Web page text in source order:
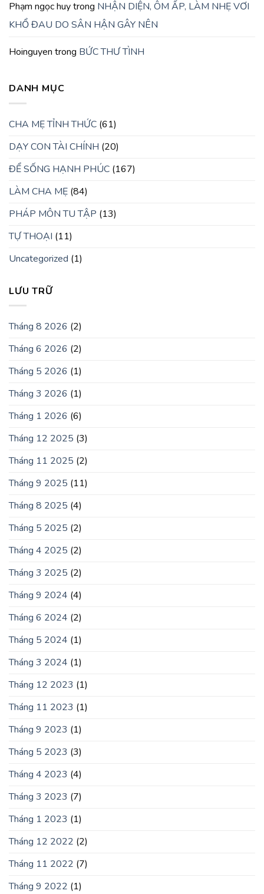
Phạm ngọc huytrong NHẬN DIỆN, ÔM ẤP, LÀM NHẸ VƠI
KHỔ ĐAU DO SÂN HẬN GÂY NÊN
Hoinguyen trong BỨC THƯ TÌNH
DANH MỤC
CHA MẸ TỈNH THỨC (61)
DẠY CON TÀI CHÍNH (20)
ĐỂ SỐNG HẠNH PHÚC (167)
LÀM CHA MẸ (84)
PHÁP MÔN TU TẬP (13)
TỰ THOẠI (11)
Uncategorized (1)
LƯU TRỮ
Tháng 8 2026 (2)
Tháng 6 2026 (2)
Tháng 5 2026 (1)
Tháng 3 2026 (1)
Tháng 1 2026 (6)
Tháng 12 2025 (3)
Tháng 11 2025 (2)
Tháng 9 2025 (11)
Tháng 8 2025 (4)
Tháng 5 2025 (2)
Tháng 4 2025 (2)
Tháng 3 2025 (2)
Tháng 9 2024 (4)
Tháng 6 2024 (2)
Tháng 5 2024 (1)
Tháng 3 2024 (1)
Tháng 12 2023 (1)
Tháng 11 2023 (1)
Tháng 9 2023 (1)
Tháng 5 2023 (3)
Tháng 4 2023 (4)
Tháng 3 2023 (7)
Tháng 1 2023 (1)
Tháng 12 2022 (2)
Tháng 11 2022 (7)
Tháng 9 2022 (1)